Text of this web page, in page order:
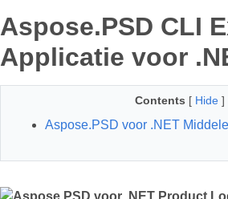
Aspose.PSD CLI
Applicatie voor
Contents [ Hide ]
Aspose.PSD voor .NET